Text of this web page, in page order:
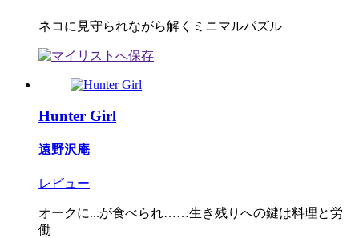
ネコに見守られながら解くミニマルパズル
Hunter Girl
遠野沢庵
レビュー
オークに...が食べられ……生き残りへの鍵は料理と労
働